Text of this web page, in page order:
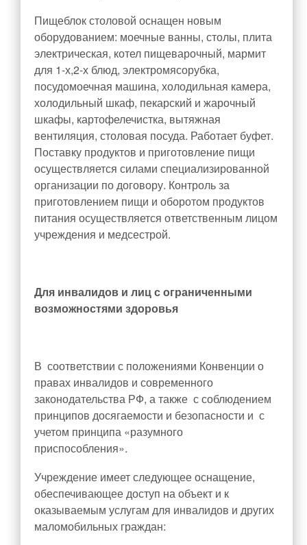
Пищеблок столовой оснащен новым
оборудованием: моечные ванны, столы, плита
электрическая, котел пищеварочный, мармит
для 1-х,2-х блюд, электромясорубка,
посудомоечная машина, холодильная камера,
холодильный шкаф, пекарский и жарочный
шкафы, картофелечистка, вытяжная
вентиляция, столовая посуда. Работает буфет.
Поставку продуктов и приготовление пищи
осуществляется силами специализированной
организации по договору. Контроль за
приготовлением пищи и оборотом продуктов
питания осуществляется ответственным лицом
учреждения и медсестрой.
Для инвалидов и лиц с ограниченными
возможностями здоровья
В соответствии с положениями Конвенции о
правах инвалидов и современного
законодательства РФ, а также с соблюдением
принципов досягаемости и безопасности и с
учетом принципа «разумного
приспособления».
Учреждение имеет следующее оснащение,
обеспечивающее доступ на объект и к
оказываемым услугам для инвалидов и других
маломобильных граждан: